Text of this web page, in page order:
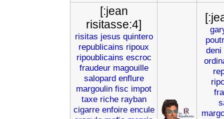
[:jean
risitasse:4]
risitas jesus quintero
republicains ripoux
ripoublicains escroc
fraudeur magouille
salopard enflure
margoulin fisc impot
taxe riche rayban
cigarre enfoire encule
deni